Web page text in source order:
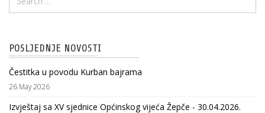
POSLJEDNJE NOVOSTI
Čestitka u povodu Kurban bajrama
26 May 2026
Izvještaj sa XV sjednice Općinskog vijeća Žepče - 30.04.2026.